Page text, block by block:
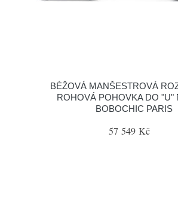
BÉŽOVÁ MANŠESTROVÁ
ROHOVÁ POHOVKA DO "U"
BOBOCHIC PARIS
57 549 Kč